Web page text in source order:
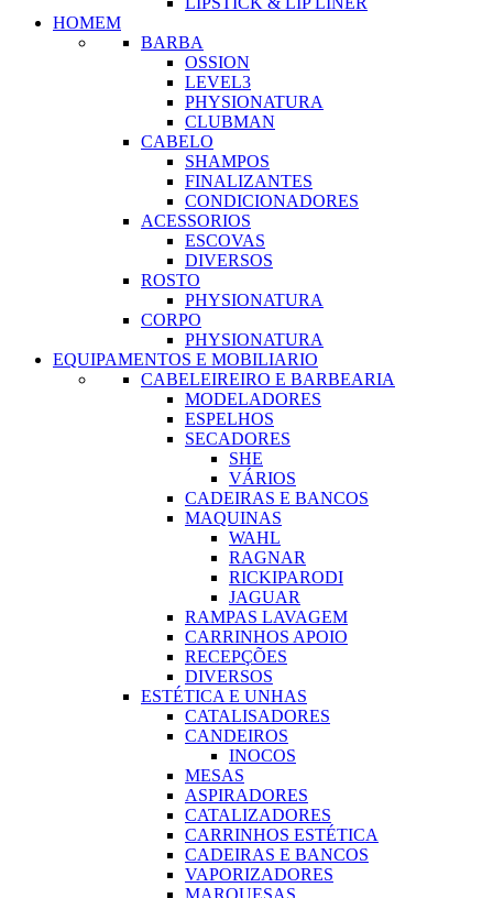
HOMEM
BARBA
OSSION
LEVEL3
PHYSIONATURA
CLUBMAN
CABELO
SHAMPOS
FINALIZANTES
CONDICIONADORES
ACESSORIOS
ESCOVAS
DIVERSOS
ROSTO
PHYSIONATURA
CORPO
PHYSIONATURA
EQUIPAMENTOS E MOBILIARIO
CABELEIREIRO E BARBEARIA
MODELADORES
ESPELHOS
SECADORES
SHE
VÁRIOS
CADEIRAS E BANCOS
MAQUINAS
WAHL
RAGNAR
RICKIPARODI
JAGUAR
RAMPAS LAVAGEM
CARRINHOS APOIO
RECEPÇÕES
DIVERSOS
ESTÉTICA E UNHAS
CATALISADORES
CANDEIROS
INOCOS
MESAS
ASPIRADORES
CATALIZADORES
CARRINHOS ESTÉTICA
CADEIRAS E BANCOS
VAPORIZADORES